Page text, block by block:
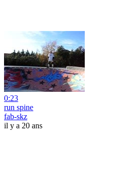
0:23
run spine
fab-skz
il y a 20 ans